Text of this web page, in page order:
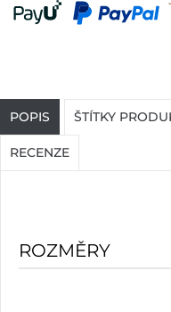
POPIS ŠTÍTKY
RECENZE
ROZMĚRY